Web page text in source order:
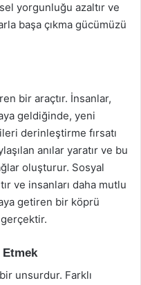
yorgunluğu azaltır ve
başa çıkma gücümüzü
bir araçtır. İnsanlar,
geldiğinde, yeni
derinleştirme fırsatı
anılar yaratır ve bu
oluşturur. Sosyal
ve insanları daha mutlu
getiren bir köprü
Etmek
unsurdur. Farklı